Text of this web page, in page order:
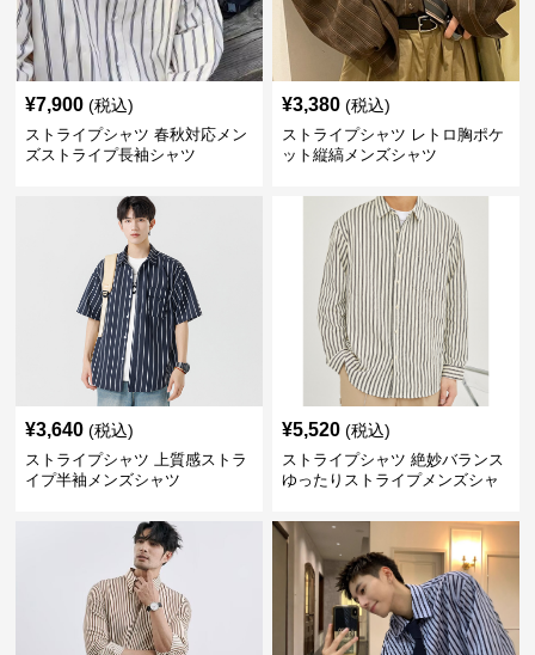
¥7,900 (税込)
ストライプシャツ 春秋対応メン
ズストライプ長袖シャツ
¥3,380 (税込)
ストライプシャツ レトロ胸ポケ
ット縦縞メンズシャツ
¥3,640 (税込)
ストライプシャツ 上質感ストラ
イプ半袖メンズシャツ
¥5,520 (税込)
ストライプシャツ 絶妙バランス
ゆったりストライプメンズシャ